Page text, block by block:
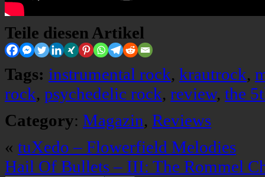
Teile diesen Artikel
Tags: instrumental rock, krautrock,
rock, psychedelic rock, review, the
Category: Magazin, Reviews
« tuXedo – Flowerfield Melodies
Hail Of Bullets – III: The Rommel